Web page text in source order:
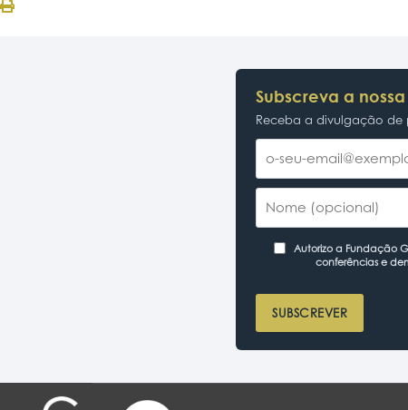
Subscreva a
Receba a divulgação de
Autorizo a Fundação
conferências e
SUBSCREVER